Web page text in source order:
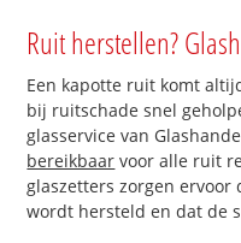
Ruit herstellen?
Een kapotte ruit komt
bij ruitschade snel
glasservice van
bereikbaar voor alle ruit
glaszetters zorgen ervoor
wordt hersteld en dat de